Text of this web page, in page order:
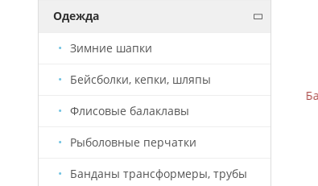
Одежда
Зимние шапки
Бейсболки, кепки, шляпы
Флисовые балаклавы
Рыболовные перчатки
Банданы трансформеры, трубы
330 руб.